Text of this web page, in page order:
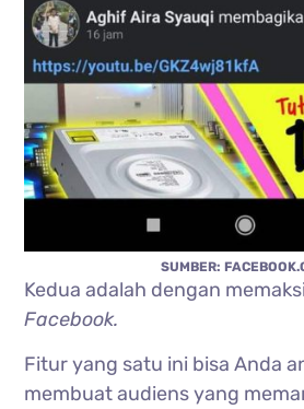
SUMBER:
Kedua adalah dengan
Facebook.
Fitur yang satu ini bisa Anda
membuat audiens yang